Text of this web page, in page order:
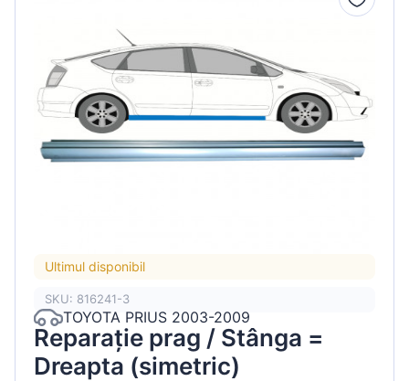
Ultimul disponibil
SKU: 816241-3
TOYOTA PRIUS 2003-2009
Reparație prag / Stânga =
Dreapta (simetric)